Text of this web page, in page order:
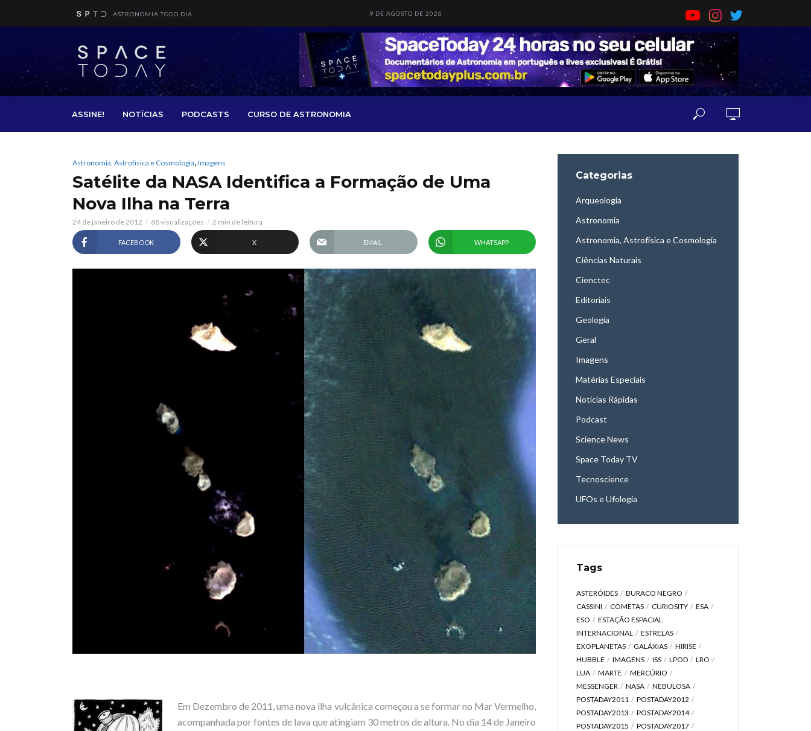
ASTRONOMIA TODO DIA 9 DE AGOSTO DE 2026
ASSINE! NOTÍCIAS PODCASTS CURSO DE ASTRONOMIA
Astronomia, Astrofísica e Cosmologia, Imagens
Satélite da NASA Identifica a Formação de Uma
Nova Ilha na Terra
24 de janeiro de 2012 68 visualizações 2 min de leitura
FACEBOOK X EMAIL WHATSAPP
Em Dezembro de 2011, uma nova ilha vulcânica começou a se formar no Mar Vermelho,
acompanhada por fontes de lava que atingiam 30 metros de altura. No dia 14 de Janeiro
Categorias
Arqueologia
Astronomia
Astronomia, Astrofísica e Cosmologia
Ciências Naturais
Cienctec
Editoriais
Geologia
Geral
Imagens
Matérias Especiais
Notícias Rápidas
Podcast
Science News
Space Today TV
Tecnoscience
UFOs e Ufologia
Tags
ASTERÓIDES
BURACO NEGRO
CASSINI
COMETAS CURIOSITY
ESA
ESO
ESTAÇÃO ESPACIAL
INTERNACIONAL
ESTRELAS
EXOPLANETAS
GALÁXIAS
HIRISE
HUBBLE
IMAGENS ISS LPOD
LRO
LUA
MARTE
MERCÚRIO
MESSENGER
NASA
NEBULOSA
POSTADAY2011
POSTADAY2012
POSTADAY2013
POSTADAY2014
POSTADAY2015
POSTADAY2017